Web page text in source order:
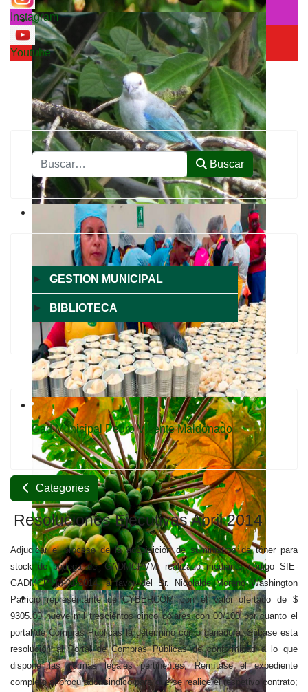
Instagram
Youtube
Buscar Buscar
► GESTION MUNICIPAL
► BIBLIOTECA
Gad Municipal Pedro Vicente Maldonado
Categories
Resoluciones Ejecutivas Abril 2014
Adjudicar el proceso de la adquisición de suministros de tóner para
stock de bodega del GADMCPVM, realizado mediante código SIE-
GADMCPVM-01-2014, a favor del Sr. Nicolalde Moreno Washington
Patricio representante de CYBERCOM con el valor ofertado de $
9305.00 nueve mil trescientos cinco dólares con 00/100 por cuanto el
portal de Compras Publicas la determino como ganadora; Súbase esta
resolución al Portal de Compras Públicas de conformidad a lo que
dispone las normas legales pertinentes; Remítase el expediente
completo al procurador sindico para que se realice el respetivo contrato;